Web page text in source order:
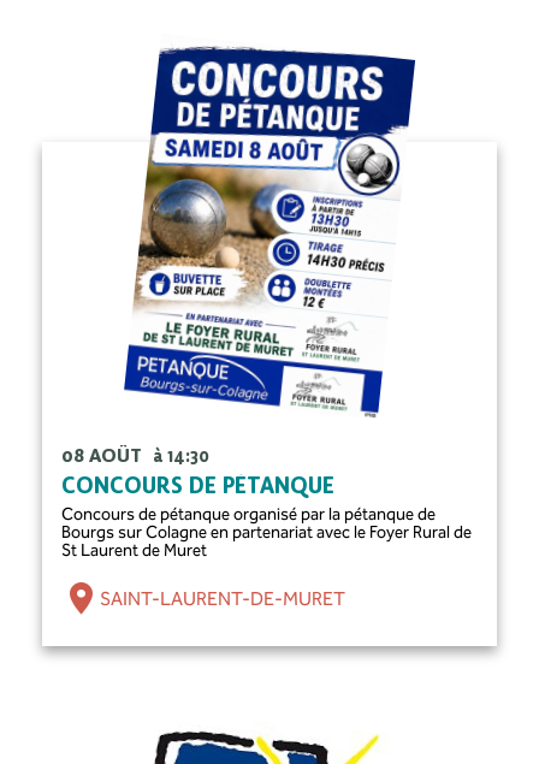
08 AOÛT à 14:30
CONCOURS DE PÉTANQUE
Concours de pétanque organisé par la pétanque de
Bourgs sur Colagne en partenariat avec le Foyer Rural de
St Laurent de Muret
SAINT-LAURENT-DE-MURET